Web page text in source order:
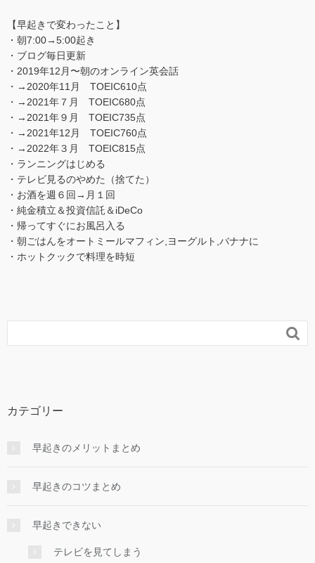
【早起きで変わったこと】
・朝7:00→5:00起き
・ブログ毎日更新
・2019年12月〜朝のオンライン英会話
・→2020年11月 TOEIC610点
・→2021年７月 TOEIC680点
・→2021年９月 TOEIC735点
・→2021年12月 TOEIC760点
・→2022年３月 TOEIC815点
・ランニングはじめる
・テレビ見るのやめた（捨てた）
・お酒を週６回→月１回
・純金積立＆投資信託＆iDeCo
・帰ってすぐにお風呂入る
・朝ごはんをオートミールマフィン,ヨーグルト,バナナに
・ホットクックで料理を時短

カテゴリー
早起きのメリットまとめ
早起きのコツまとめ
早起きできない
テレビを見てしまう